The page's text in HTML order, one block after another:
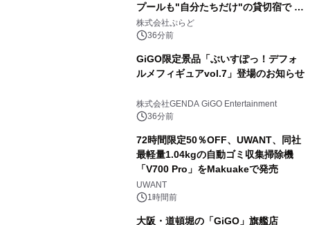
プールも"自分たちだけ"の貸切宿で 1
日1組限定「岩屋温泉 絵島別庭 海と
森」の握り寿司プラン
株式会社ぷらど
36分前
GiGO限定景品「ぶいすぽっ！デフォ
ルメフィギュアvol.7」登場のお知らせ
株式会社GENDA GiGO Entertainment
36分前
72時間限定50％OFF、UWANT、同社
最軽量1.04kgの自動ゴミ収集掃除機
「V700 Pro」をMakuakeで発売
UWANT
1時間前
大阪・道頓堀の「GiGO」旗艦店